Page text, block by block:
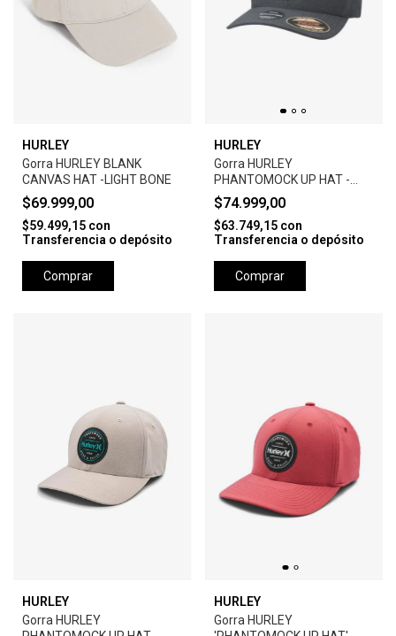
HURLEY
Gorra HURLEY BLANK
CANVAS HAT -LIGHT BONE
$69.999,00
$59.499,15 con
Transferencia o depósito
Comprar
HURLEY
Gorra HURLEY
PHANTOMOCK UP HAT -
BLACK
$74.999,00
$63.749,15 con
Transferencia o depósito
Comprar
HURLEY
Gorra HURLEY
HURLEY
Gorra HURLEY